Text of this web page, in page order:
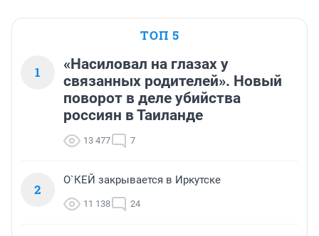
ТОП 5
1
«Насиловал на глазах у
связанных родителей». Новый
поворот в деле убийства
россиян в Таиланде
13 477 7
2
О`КЕЙ закрывается в Иркутске
11 138 24